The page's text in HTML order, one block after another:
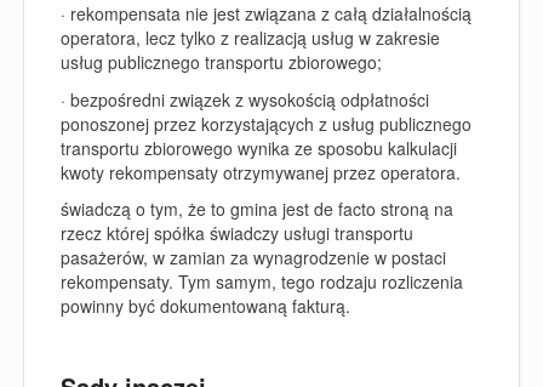
· rekompensata nie jest związana z całą działalnością
operatora, lecz tylko z realizacją usług w zakresie
usług publicznego transportu zbiorowego;
· bezpośredni związek z wysokością odpłatności
ponoszonej przez korzystających z usług publicznego
transportu zbiorowego wynika ze sposobu kalkulacji
kwoty rekompensaty otrzymywanej przez operatora.
świadczą o tym, że to gmina jest de facto stroną na
rzecz której spółka świadczy usługi transportu
pasażerów, w zamian za wynagrodzenie w postaci
rekompensaty. Tym samym, tego rodzaju rozliczenia
powinny być dokumentowaną fakturą.